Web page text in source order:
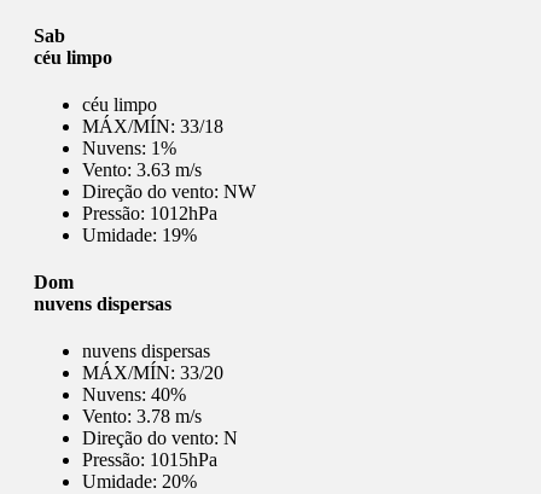
Sab
céu limpo
céu limpo
MÁX/MÍN: 33/18
Nuvens: 1%
Vento: 3.63 m/s
Direção do vento: NW
Pressão: 1012hPa
Umidade: 19%
Dom
nuvens dispersas
nuvens dispersas
MÁX/MÍN: 33/20
Nuvens: 40%
Vento: 3.78 m/s
Direção do vento: N
Pressão: 1015hPa
Umidade: 20%